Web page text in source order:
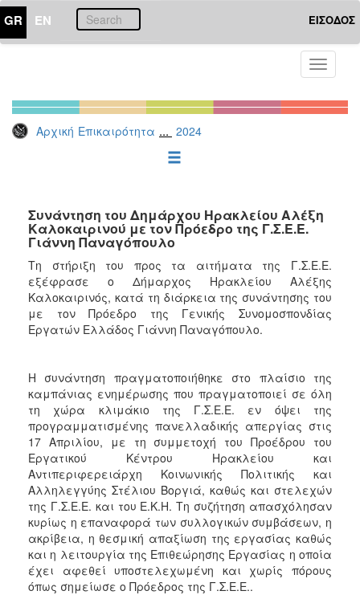
GR EN ΕΙΣΟΔΟΣ
Toggle
Αρχική Επικαιρότητα ... 2024
Τύπου
Αρχείο
2023
2022
2021
2020
2019
2017
2016
2015
2013
2012
2011
2010
2006
Συνάντηση του Δημάρχου Ηρακλείου Αλέξη
Καλοκαιρινού με τον Πρόεδρο της Γ.Σ.Ε.Ε.
Γιάννη Παναγόπουλο
Τη στήριξη του προς τα αιτήματα της Γ.Σ.Ε.Ε.
εξέφρασε ο Δήμαρχος Ηρακλείου Αλέξης
Καλοκαιρινός, κατά τη διάρκεια της συνάντησης του
με τον Πρόεδρο της Γενικής Συνομοσπονδίας
Εργατών Ελλάδος Γιάννη Παναγόπουλο.
Η συνάντηση πραγματοποιήθηκε στο πλαίσιο της
καμπάνιας ενημέρωσης που πραγματοποιεί σε όλη
τη χώρα κλιμάκιο της Γ.Σ.Ε.Ε. εν όψει της
προγραμματισμένης πανελλαδικής απεργίας στις
17 Απριλίου, με τη συμμετοχή του Προέδρου του
Εργατικού Κέντρου Ηρακλείου και
Αντιπεριφερειάρχη Κοινωνικής Πολιτικής και
Αλληλεγγύης Στέλιου Βοργιά, καθώς και στελεχών
της Γ.Σ.Ε.Ε. και του Ε.Κ.Η. Τη συζήτηση απασχόλησαν
κυρίως η επαναφορά των συλλογικών συμβάσεων, η
ακρίβεια, η θεσμική απαξίωση της εργασίας καθώς
και η λειτουργία της Επιθεώρησης Εργασίας η οποία
έχει αφεθεί υποστελεχωμένη και χωρίς πόρους
όπως σημείωσε ο Πρόεδρος της Γ.Σ.Ε.Ε..